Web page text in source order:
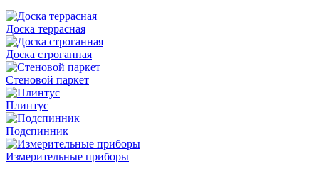
Доска террасная
Доска строганная
Стеновой паркет
Плинтус
Подспинник
Измерительные приборы